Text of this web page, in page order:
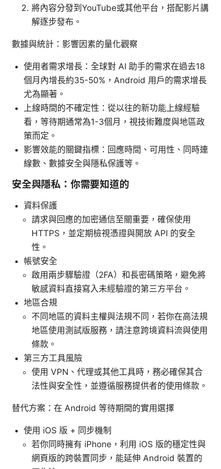
將內容分發到YouTube或其他平台，搭配影片講
解逐步發布。
數據與統計：影響因素的量化觀察
使用者需求增長：全球對 AI 助手的需求在過去18
個月內增長約35-50%，Android 用戶的需求增長
尤為顯著。
上線時間的不確定性：從以往的新功能上線經驗
看，等待期通常為1-3個月，視技術難度與地區政
策而定。
影響效能的關鍵指標：回應時間、可用性、同時連
線數、數據安全與隱私保護等。
安全與隱私：你需要知道的
資料保護
請求與回應的加密通信至關重要，確保使用
HTTPS，並定期檢視憑證與開放 API 的安全
性。
帳號安全
啟用兩步驟驗證（2FA）和長密碼策略，避免將
敏感資料直接寫入未經驗證的第三方平台。
地區合規
不同地區的資料主權與法規不同，若你在高法規
地區使用測試版服務，請注意跨境資料流與使用
條款。
第三方工具風險
使用 VPN、代理或其他工具時，務必確保其合
法性與安全性，並遵循服務提供者的使用條款。
替代方案：在 Android 等待期間的實用選擇
使用 iOS 版 + 同步機制
若你同時擁有 iPhone，利用 iOS 版的穩定性與
網頁版的跨裝置同步，能延伸 Android 裝置的